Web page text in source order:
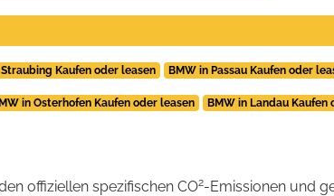
Kaufen oder leasen BMW in Passau Kaufen oder
in Osterhofen Kaufen oder leasen BMW in Landau Kaufen
offiziellen spezifischen CO2-Emissionen und